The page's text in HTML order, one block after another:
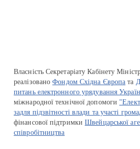
Власність Секретаріату Кабінету
реалізованоФондом Східна Європа та
питань електронного урядування
міжнародної технічної допомоги
задля підзвітності влади та участі
фінансової підтримкиШвейцарської
співробітництва